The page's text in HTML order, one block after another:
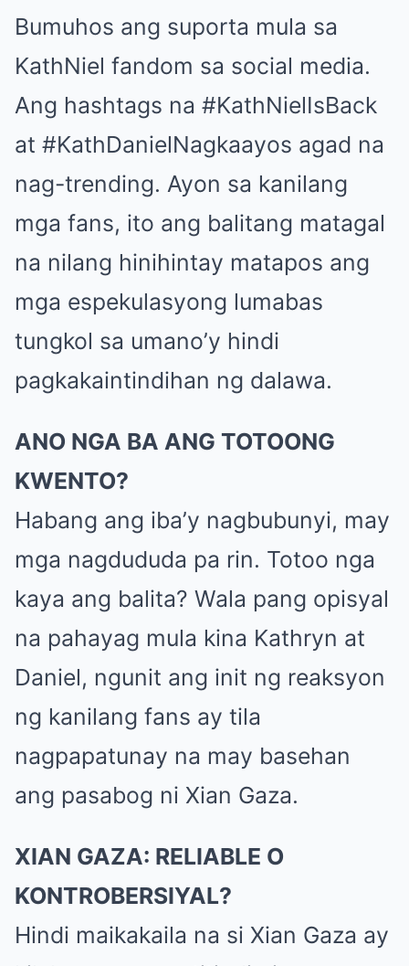
Bumuhos ang suporta mula sa
KathNiel fandom sa social media.
Ang hashtags na #KathNielIsBack
at #KathDanielNagkaayos agad na
nag-trending. Ayon sa kanilang
mga fans, ito ang balitang matagal
na nilang hinihintay matapos ang
mga espekulasyong lumabas
tungkol sa umano’y hindi
pagkakaintindihan ng dalawa.
ANO NGA BA ANG TOTOONG
KWENTO?
Habang ang iba’y nagbubunyi, may
mga nagdududa pa rin. Totoo nga
kaya ang balita? Wala pang opisyal
na pahayag mula kina Kathryn at
Daniel, ngunit ang init ng reaksyon
ng kanilang fans ay tila
nagpapatunay na may basehan
ang pasabog ni Xian Gaza.
XIAN GAZA: RELIABLE O
KONTROBERSIYAL?
Hindi maikakaila na si Xian Gaza ay